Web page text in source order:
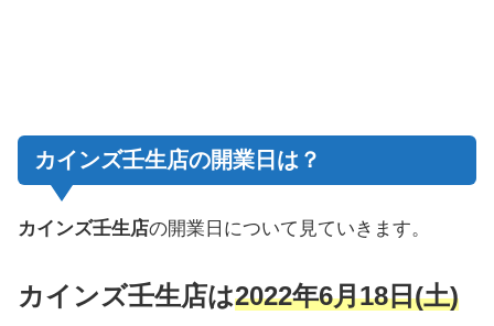
カインズ壬生店の開業日は？
カインズ壬生店の開業日について見ていきます。
カインズ壬生店は2022年6月18日(土)